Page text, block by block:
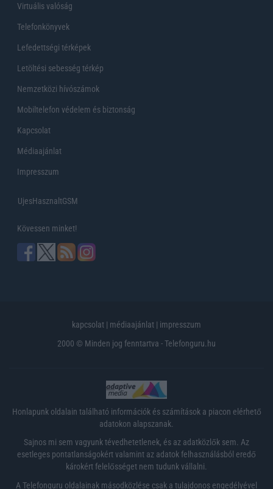
Virtuális valóság
Telefonkönyvek
Lefedettségi térképek
Letöltési sebesség térkép
Nemzetközi hívószámok
Mobiltelefon védelem és biztonság
Kapcsolat
Médiaajánlat
Impresszum
UjesHasznaltGSM
Kövessen minket!
kapcsolat | médiaajánlat | impresszum
2000 © Minden jog fenntartva - Telefonguru.hu
Honlapunk oldalain található információk és számítások a piacon elérhető
adatokon alapszanak.
Sajnos mi sem vagyunk tévedhetetlenek, és az adatközlők sem. Az
esetleges pontatlanságokért valamint az adatok felhasználásból eredő
károkért felelősséget nem tudunk vállalni.
A Telefonguru oldalainak másodközlése csak a tulajdonos engedélyével